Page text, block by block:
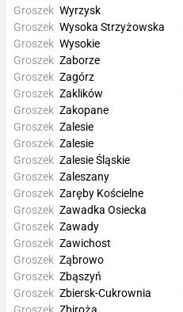
Groszek Wyrzysk
Groszek Wysoka Strzyżowska
Groszek Wysokie
Groszek Zaborze
Groszek Zagórz
Groszek Zaklików
Groszek Zakopane
Groszek Zalesie
Groszek Zalesie
Groszek Zalesie Śląskie
Groszek Zaleszany
Groszek Zaręby Kościelne
Groszek Zawadka Osiecka
Groszek Zawady
Groszek Zawichost
Groszek Ząbrowo
Groszek Zbąszyń
Groszek Zbiersk-Cukrownia
Groszek Zbiroża